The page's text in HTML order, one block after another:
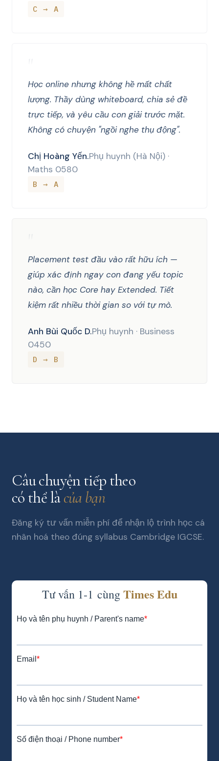
C → A
Học online nhưng không hề mất chất
lượng. Thầy dùng whiteboard, chia sẻ đề
trực tiếp, và yêu cầu con giải trước mặt.
Không có chuyện "ngồi nghe thụ động".
Chị Hoàng Yến.Phụ huynh (Hà Nội) ·
Maths 0580
B → A
Placement test đầu vào rất hữu ích —
giúp xác định ngay con đang yếu topic
nào, cần học Core hay Extended. Tiết
kiệm rất nhiều thời gian so với tự mò.
Anh Bùi Quốc D.Phụ huynh · Business
0450
D → B
Câu chuyện tiếp theo
có thể làcủa bạn
Đăng ký tư vấn miễn phí để nhận lộ trình học cá
nhân hoá theo đúng syllabus Cambridge IGCSE.